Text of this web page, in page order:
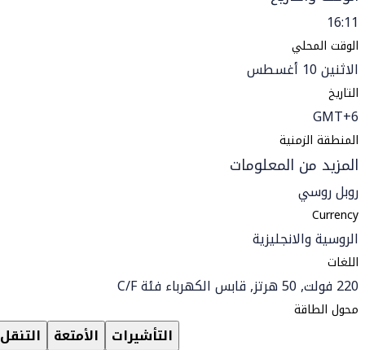
16:11
الوقت المحلي
الاثنين 10 أغسطس
التاريخ
GMT+6
المنطقة الزمنية
المزيد من المعلومات
روبل روسي
Currency
الروسية والانجليزية
اللغات
220 فولت, 50 هرتز, قابس الكهرباء فئة C/F
محول الطاقة
التنقل الأمتعة التأشيرات